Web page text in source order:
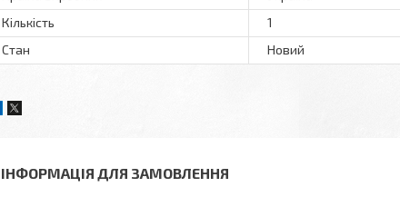
Кількість
1
Стан
Новий
ІНФОРМАЦІЯ ДЛЯ ЗАМОВЛЕННЯ